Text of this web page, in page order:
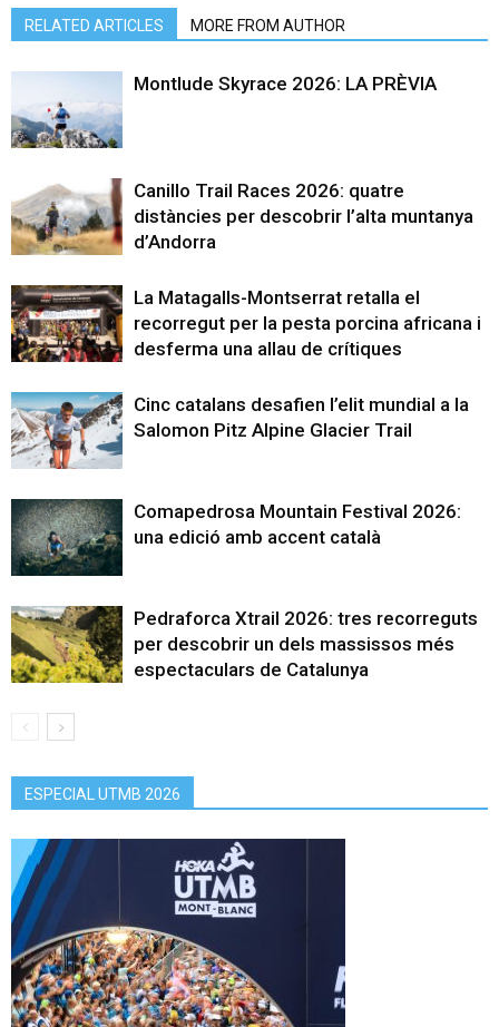
RELATED ARTICLES MORE FROM AUTHOR
Montlude Skyrace 2026: LA PRÈVIA
Canillo Trail Races 2026: quatre
distàncies per descobrir l’alta muntanya
d’Andorra
La Matagalls-Montserrat retalla el
recorregut per la pesta porcina africana i
desferma una allau de crítiques
Cinc catalans desafien l’elit mundial a la
Salomon Pitz Alpine Glacier Trail
Comapedrosa Mountain Festival 2026:
una edició amb accent català
Pedraforca Xtrail 2026: tres recorreguts
per descobrir un dels massissos més
espectaculars de Catalunya
ESPECIAL UTMB 2026